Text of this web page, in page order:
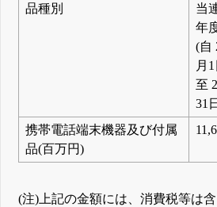
品種別
当
年
(自
月1
至
31
携帯電話端末機器及び付属
品(百万円)
(注)上記の金額には、消費税等は